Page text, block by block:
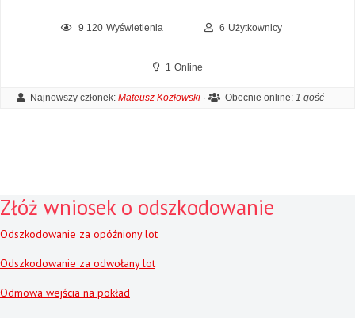
9 120 Wyświetlenia 6 Użytkownicy
1 Online
Najnowszy członek: Mateusz Kozłowski · Obecnie online: 1 gość
Złóż wniosek o odszkodowanie
Odszkodowanie za opóźniony lot
Odszkodowanie za odwołany lot
Odmowa wejścia na pokład